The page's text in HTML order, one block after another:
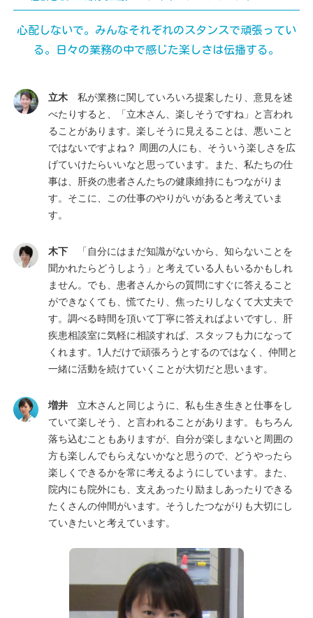
心配しないで。みんなそれぞれのスタンスで頑張ってい
る。
日々の業務の中で感じた楽しさは伝播する。
立木 私が業務に関していろいろ提案したり、意見を述
べたりすると、「立木さん、楽しそうですね」と言われ
ることがあります。楽しそうに見えることは、悪いこと
ではないですよね？ 周囲の人にも、そういう楽しさを広
げていけたらいいなと思っています。また、私たちの仕
事は、肝炎の患者さんたちの健康維持にもつながりま
す。そこに、この仕事のやりがいがあると考えていま
す。
木下 「自分にはまだ知識がないから、知らないことを
聞かれたらどうしよう」と考えている人もいるかもしれ
ません。でも、患者さんからの質問にすぐに答えること
ができなくても、慌てたり、焦ったりしなくて大丈夫で
す。調べる時間を頂いて丁寧に答えればよいですし、肝
疾患相談室に気軽に相談すれば、スタッフも力になって
くれます。1人だけで頑張ろうとするのではなく、仲間と
一緒に活動を続けていくことが大切だと思います。
増井 立木さんと同じように、私も生き生きと仕事をし
ていて楽しそう、と言われることがあります。もちろん
落ち込むこともありますが、自分が楽しまないと周囲の
方も楽しんでもらえないかなと思うので、どうやったら
楽しくできるかを常に考えるようにしています。また、
院内にも院外にも、支えあったり励ましあったりできる
たくさんの仲間がいます。そうしたつながりも大切にし
ていきたいと考えています。